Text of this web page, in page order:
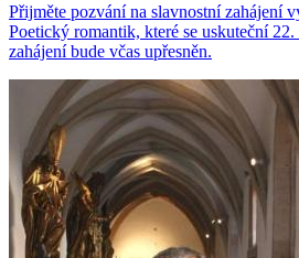
Přijměte pozvání na slavnostní zahájení
Poetický romantik, které se uskuteční
zahájení bude včas upřesněn.